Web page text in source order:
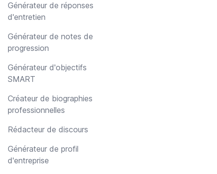
Générateur de réponses
d'entretien
Générateur de notes de
progression
Générateur d'objectifs
SMART
Créateur de biographies
professionnelles
Rédacteur de discours
Générateur de profil
d'entreprise